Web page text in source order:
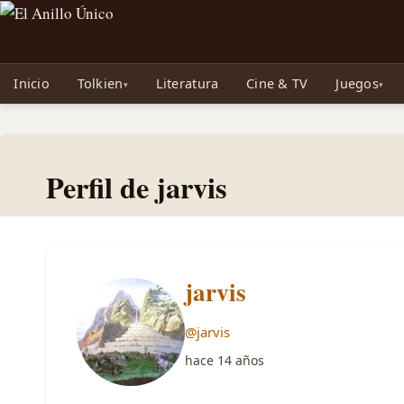
Inicio Tolkien Literatura Cine & TV Juegos
Perfil de jarvis
jarvis
@jarvis
hace 14 años